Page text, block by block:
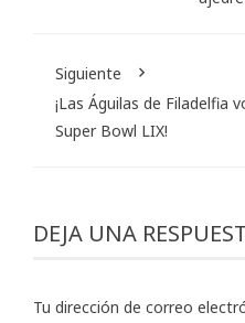
Siguiente
¡Las Águilas de Filadelfia
Super Bowl LIX!
DEJA UNA
Tu dirección de correo